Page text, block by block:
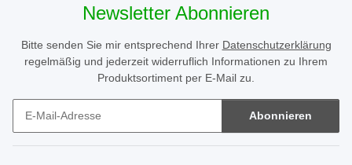
Newsletter Abonnieren
Bitte senden Sie mir entsprechend Ihrer Datenschutzerklärung
regelmäßig und jederzeit widerruflich Informationen zu Ihrem
Produktsortiment per E-Mail zu.
Abonnieren